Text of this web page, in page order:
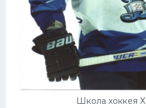
Школа хоккея